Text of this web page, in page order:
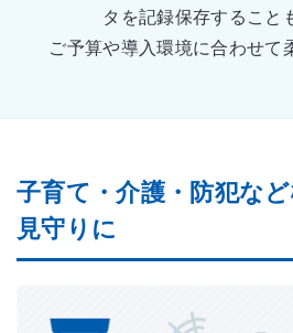
タを記録保存すること
ご予算や導入環境に合わせて
子育て・介護・防犯な
見守りに